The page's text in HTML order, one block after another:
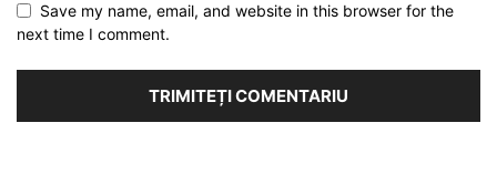
Save my name, email, and website in this browser for the
next time I comment.